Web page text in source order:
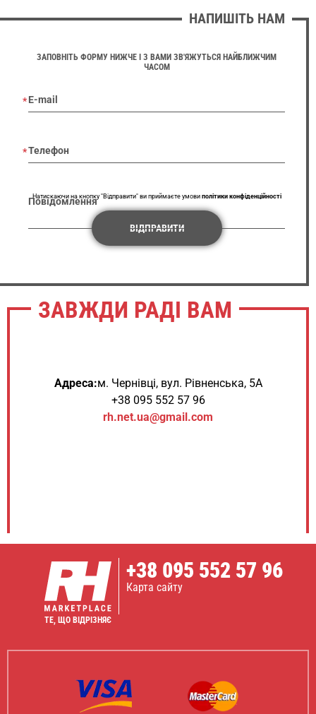
НАПИШІТЬ НАМ
ЗАПОВНІТЬ ФОРМУ НИЖЧЕ І З ВАМИ ЗВ'ЯЖУТЬСЯ НАЙБЛИЖЧИМ
ЧАСОМ
E-mail
Телефон
Повідомлення
Натискаючи на кнопку "Відправити" ви приймаєте умови політики конфіденційності
ВІДПРАВИТИ
ЗАВЖДИ РАДІ ВАМ
Адреса:м. Чернівці, вул. Рівненська, 5А
+38 095 552 57 96
rh.net.ua@gmail.com
ТЕ, ЩО ВІДРІЗНЯЄ
+38 095 552 57 96
Карта сайту